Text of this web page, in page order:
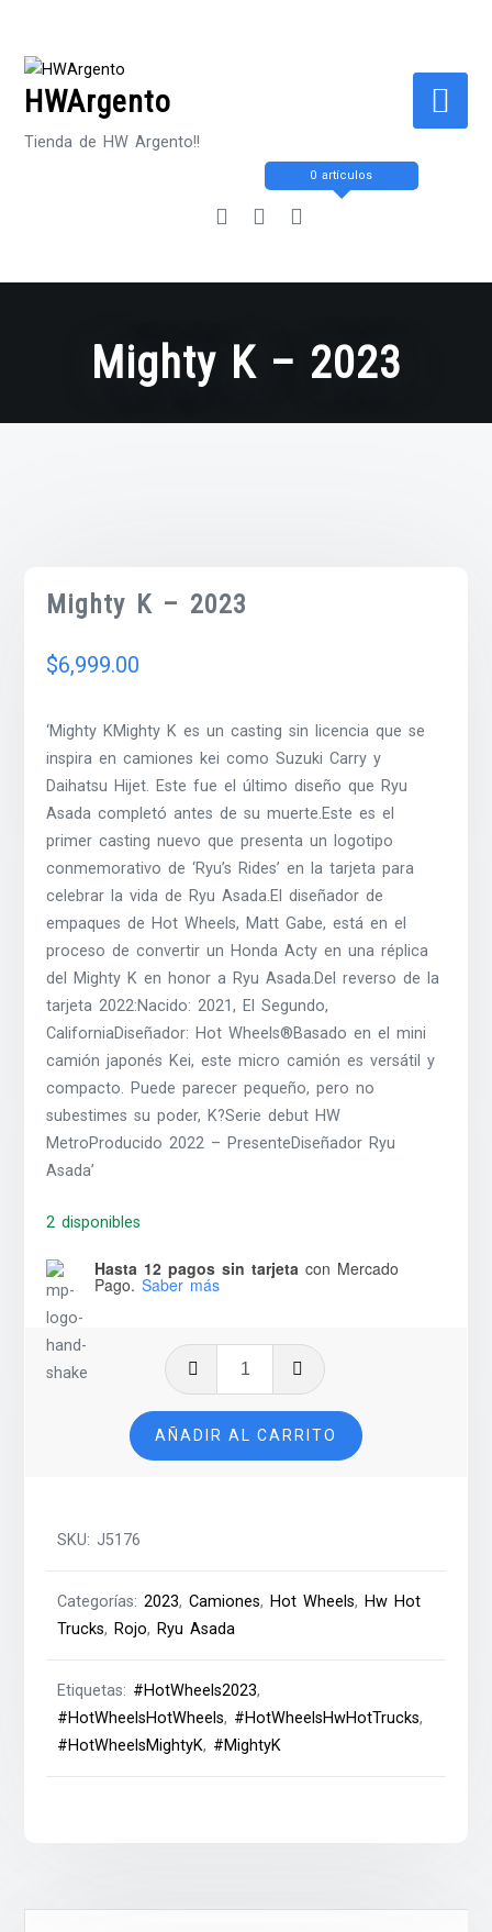
contenido
HWArgento
Tienda de HW Argento!!
0 artículos
Mighty K – 2023
Mighty K – 2023
$6,999.00
‘Mighty KMighty K es un casting sin licencia que se
inspira en camiones kei como Suzuki Carry y
Daihatsu Hijet. Este fue el último diseño que Ryu
Asada completó antes de su muerte.Este es el
primer casting nuevo que presenta un logotipo
conmemorativo de ‘Ryu’s Rides’ en la tarjeta para
celebrar la vida de Ryu Asada.El diseñador de
empaques de Hot Wheels, Matt Gabe, está en el
proceso de convertir un Honda Acty en una réplica
del Mighty K en honor a Ryu Asada.Del reverso de la
tarjeta 2022:Nacido: 2021, El Segundo,
CaliforniaDiseñador: Hot Wheels®Basado en el mini
camión japonés Kei, este micro camión es versátil y
compacto. Puede parecer pequeño, pero no
subestimes su poder, K?Serie debut HW
MetroProducido 2022 – PresenteDiseñador Ryu
Asada’
2 disponibles
Hasta 12 pagos sin tarjeta con Mercado
Pago. Saber más
-
2023
cantidad
AÑADIR AL CARRITO
SKU:J5176
Categorías:2023,Camiones, Hot Wheels, Hw Hot
Trucks, Rojo, Ryu Asada
Etiquetas: #HotWheels2023,
#HotWheelsHotWheels, #HotWheelsHwHotTrucks,
#HotWheelsMightyK, #MightyK